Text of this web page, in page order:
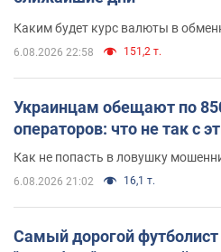
Каким будет курс валюты в
6.08.2026 22:58 151,2 т.
Украинцам обещают по
операторов: что не так с
Как не попасть в ловушку
6.08.2026 21:02 16,1 т.
Самый дорогой